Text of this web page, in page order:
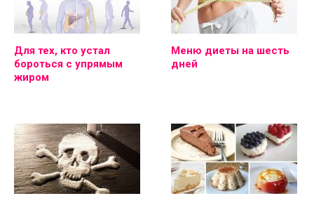
Для тех, кто устал
бороться с упрямым
жиром
Меню диеты на шесть
дней